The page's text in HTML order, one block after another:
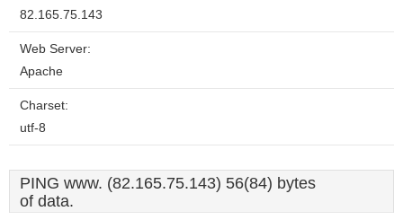
82.165.75.143
Web Server:
Apache
Charset:
utf-8
PING www. (82.165.75.143) 56(84) bytes
of data.